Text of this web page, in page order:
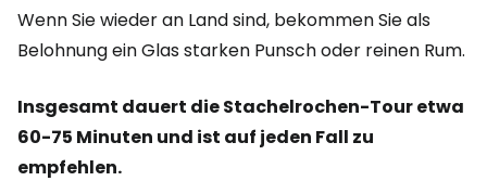
Wenn Sie wieder an Land sind, bekommen Sie als
Belohnung ein Glas starken Punsch oder reinen Rum.
Insgesamt dauert die Stachelrochen-Tour etwa
60-75 Minuten und ist auf jeden Fall zu
empfehlen.